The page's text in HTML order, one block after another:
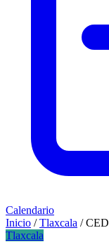
Calendario
Inicio / Tlaxcala /
Tlaxcala